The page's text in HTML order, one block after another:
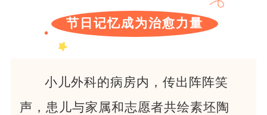
节日记忆成为治愈力量
小儿外科的病房内，传出阵阵笑
声，患儿与家属和志愿者共绘素坯陶